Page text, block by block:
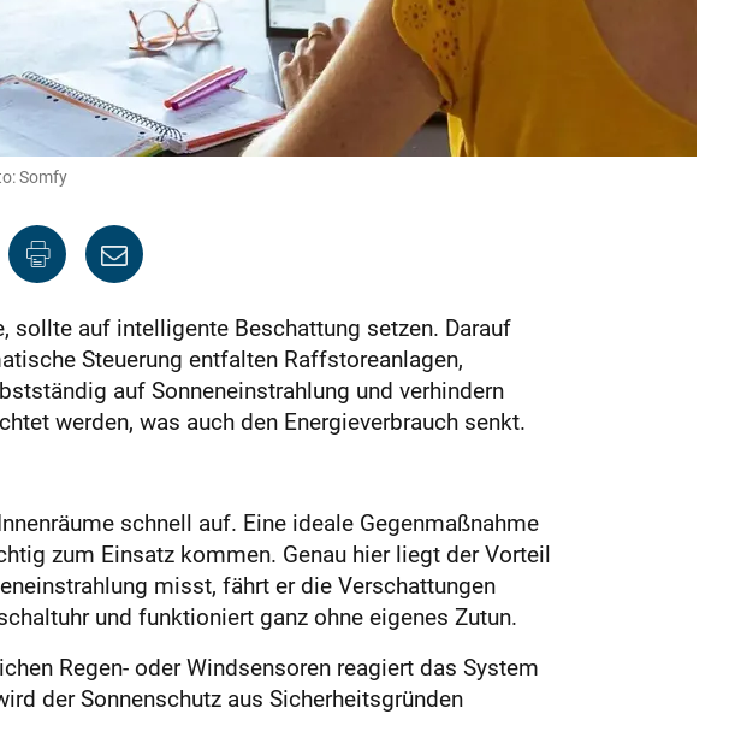
Somfy
sollte auf intelligente Beschattung setzen. Darauf
Steuerung entfalten Raffstoreanlagen,
auf Sonneneinstrahlung und verhindern
werden, was auch den Energieverbrauch senkt.
schnell auf. Eine ideale Gegenmaßnahme
zum Einsatz kommen. Genau hier liegt der Vorteil
misst, fährt er die Verschattungen
und funktioniert ganz ohne eigenes Zutun.
Regen- oder Windsensoren reagiert das System
der Sonnenschutz aus Sicherheitsgründen